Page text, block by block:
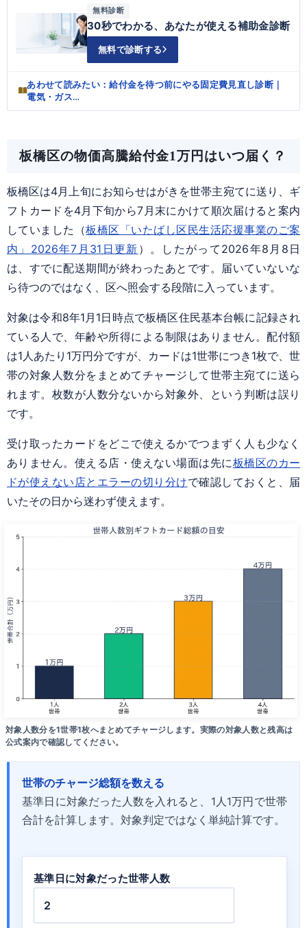
無料診断
30秒でわかる、あなたが使える補助金診断
無料で診断する
あわせて読みたい：給付金を待つ前にやる固定費見直し診断｜
電気・ガス…
板橋区の物価高騰給付金1万円はいつ届く？
板橋区は4月上旬にお知らせはがきを世帯主宛てに送り、ギ
フトカードを4月下旬から7月末にかけて順次届けると案内
していました（板橋区「いたばし区民生活応援事業のご案
内」2026年7月31日更新 ）。したがって2026年8月8日
は、すでに配送期間が終わったあとです。届いていないな
ら待つのではなく、区へ照会する段階に入っています。
対象は令和8年1月1日時点で板橋区住民基本台帳に記録され
ている人で、年齢や所得による制限はありません。配付額
は1人あたり1万円分ですが、カードは1世帯につき1枚で、世
帯の対象人数分をまとめてチャージして世帯主宛てに送ら
れます。枚数が人数分ないから対象外、という判断は誤り
です。
受け取ったカードをどこで使えるかでつまずく人も少なく
ありません。使える店・使えない場面は先に板橋区のカー
ドが使えない店とエラーの切り分けで確認しておくと、届
いたその日から迷わず使えます。
対象人数分を1世帯1枚へまとめてチャージします。実際の対象人数と残高は
公式案内で確認してください。
世帯のチャージ総額を数える
基準日に対象だった人数を入れると、1人1万円で世帯
合計を計算します。対象判定ではなく単純計算です。
基準日に対象だった世帯人数